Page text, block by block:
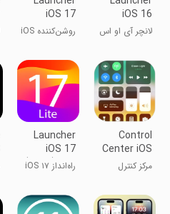
iOS 16
لانچر آی او اس
iOS 17
روشن‌کننده iOS
Control
Center iOS
15
مرکز کنترل
Launcher
iOS 17
(TiOS) Lite
راه‌انداز iOS ۱۷